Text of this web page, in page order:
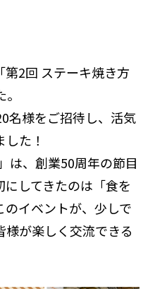
2回 ステーキ焼き方
名様をご招待し、活気
た！
は、創業50周年の節目
してきたのは「食を
イベントが、少しで
が楽しく交流できる